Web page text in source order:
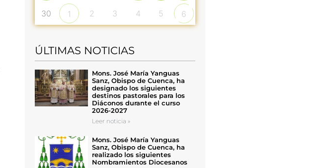
30 1 2 3 4 5 6
ÚLTIMAS NOTICIAS
Mons. José María Yanguas
Sanz, Obispo de Cuenca, ha
designado los siguientes
destinos pastorales para los
Diáconos durante el curso
2026-2027
Leer noticia »
Mons. José María Yanguas
Sanz, Obispo de Cuenca, ha
realizado los siguientes
Nombramientos Diocesanos